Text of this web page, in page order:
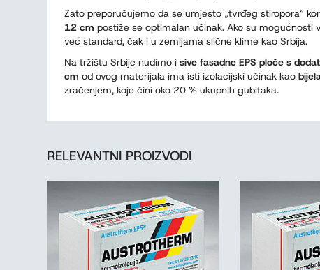
Zato preporučujemo da se umjesto „tvrđeg stiropora“
12 cm postiže se optimalan učinak. Ako su mogućnosti
već standard, čak i u zemljama slične klime kao Srbija.
Na tržištu Srbije nudimo i sive fasadne EPS ploče s
cm od ovog materijala ima isti izolacijski učinak kao
zračenjem, koje čini oko 20 % ukupnih gubitaka.
RELEVANTNI PROIZVODI